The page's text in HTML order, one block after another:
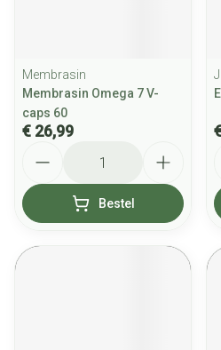
Membrasin
Membrasin Omega 7 V-
caps 60
€ 26,99
Bestel